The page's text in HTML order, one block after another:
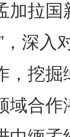
加拉
，深入
，挖
域合